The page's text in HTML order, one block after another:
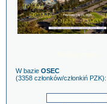
W bazie OSEC
(3358 członków/członkiń PZK):